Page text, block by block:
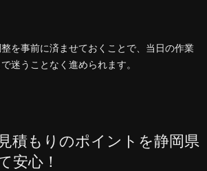
を事前に済ませておくことで、当日の作業
迷うことなく進められます。
積もりのポイントを静岡県
安心！